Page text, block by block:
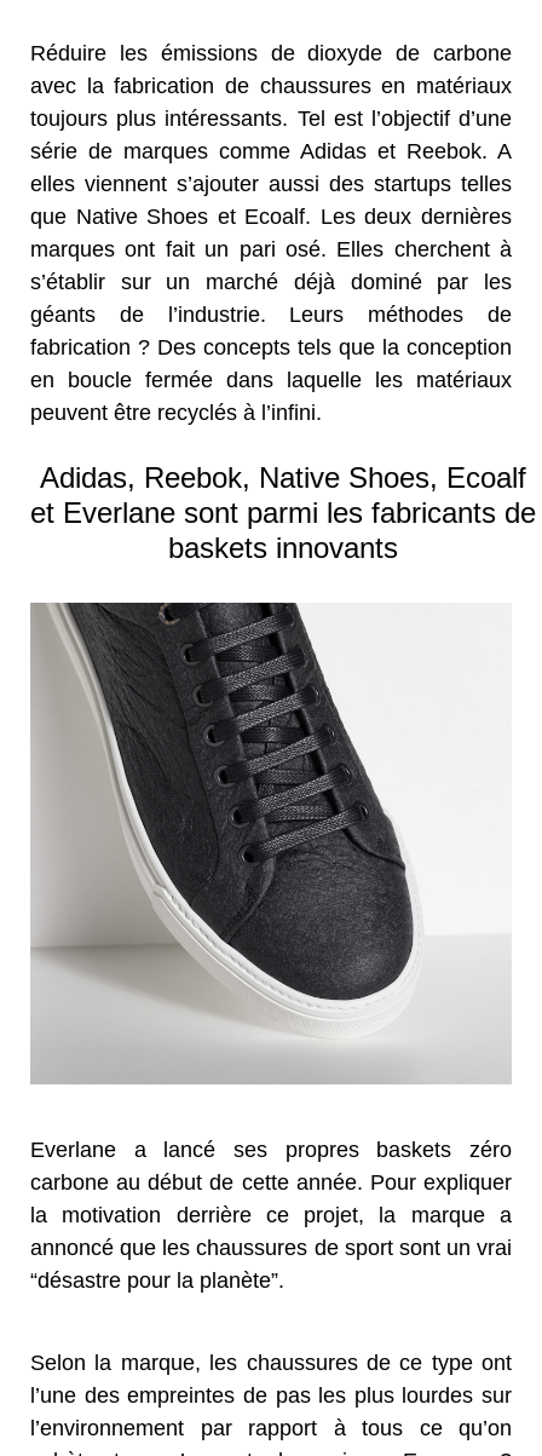
Réduire les émissions de dioxyde de carbone
avec la fabrication de chaussures en matériaux
toujours plus intéressants. Tel est l’objectif d’une
série de marques comme Adidas et Reebok. A
elles viennent s’ajouter aussi des startups telles
que Native Shoes et Ecoalf. Les deux dernières
marques ont fait un pari osé. Elles cherchent à
s’établir sur un marché déjà dominé par les
géants de l’industrie. Leurs méthodes de
fabrication ? Des concepts tels que la conception
en boucle fermée dans laquelle les matériaux
peuvent être recyclés à l’infini.
Adidas, Reebok, Native Shoes, Ecoalf
et Everlane sont parmi les fabricants de
baskets innovants
Everlane a lancé ses propres baskets zéro
carbone au début de cette année. Pour expliquer
la motivation derrière ce projet, la marque a
annoncé que les chaussures de sport sont un vrai
“désastre pour la planète”.
Selon la marque, les chaussures de ce type ont
l’une des empreintes de pas les plus lourdes sur
l’environnement par rapport à tous ce qu’on